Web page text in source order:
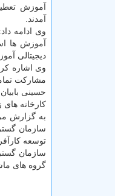
آموزش
آمدند.
دیجیتالی
وی اشاره
مشارکت
حسینی
کارخانه های
به گزارش
سازمان
توسعه
سازمان
گروه های